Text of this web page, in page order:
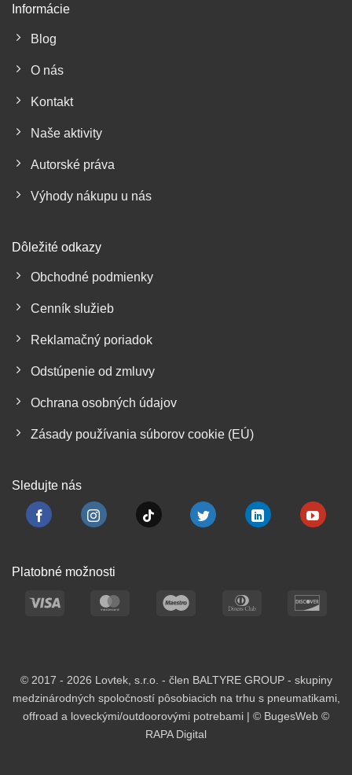
Informácie
Blog
O nás
Kontakt
Naše aktivity
Autorské práva
Výhody nákupu u nás
Dôležité odkazy
Obchodné podmienky
Cenník služieb
Reklamačný poriadok
Odstúpenie od zmluvy
Ochrana osobných údajov
Zásady používania súborov cookie (EÚ)
Sledujte nás
Platobné možnosti
Visa MasterCard Maestro
Dinners
© 2017 - 2026 Lovtek, s.r.o. - člen BALTYRE GROUP - skupiny
medzinárodných spoločností pôsobiacich na trhu s pneumatikami,
offroad a loveckými/outdoorovými potrebami | © BugesWeb ©
RAPA Digital